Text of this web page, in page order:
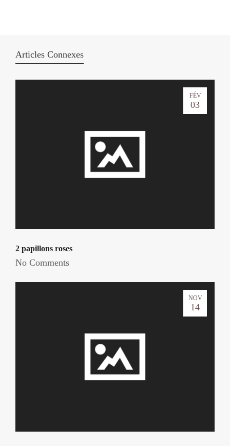
Articles Connexes
FÉV
03
2 papillons roses
No Comments
NOV
14